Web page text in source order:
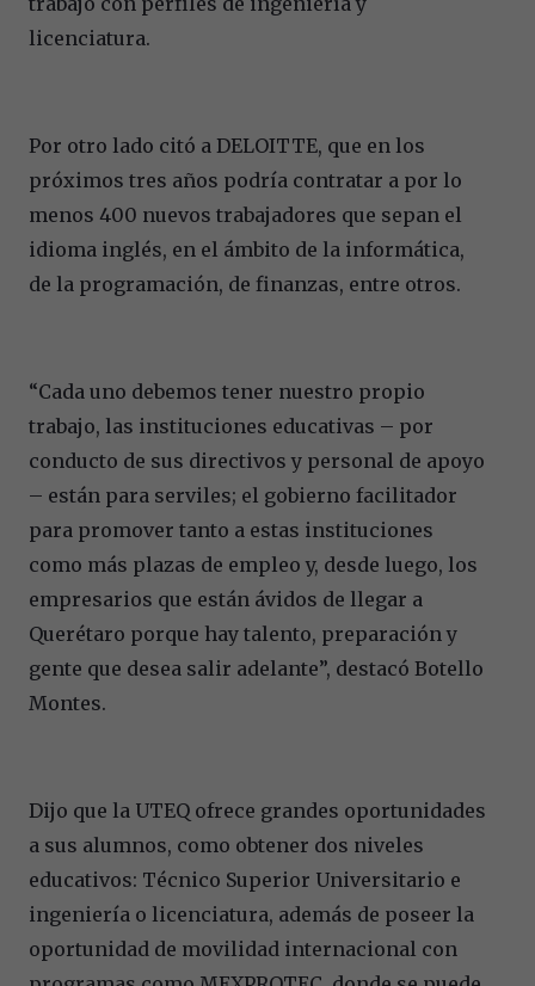
licenciatura.
Por otro lado citó a DELOITTE, que en los
próximos tres años podría contratar a por lo
menos 400 nuevos trabajadores que sepan el
idioma inglés, en el ámbito de la informática,
de la programación, de finanzas, entre otros.
“Cada uno debemos tener nuestro propio
trabajo, las instituciones educativas – por
conducto de sus directivos y personal de apoyo
– están para serviles; el gobierno facilitador
para promover tanto a estas instituciones
como más plazas de empleo y, desde luego, los
empresarios que están ávidos de llegar a
Querétaro porque hay talento, preparación y
gente que desea salir adelante”, destacó Botello
Montes.
Dijo que la UTEQ ofrece grandes oportunidades
a sus alumnos, como obtener dos niveles
educativos: Técnico Superior Universitario e
ingeniería o licenciatura, además de poseer la
oportunidad de movilidad internacional con